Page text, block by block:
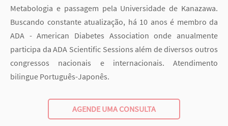
Metabologia e passagem pela Universidade de Kanazawa.
Buscando constante atualização, há 10 anos é membro da
ADA - American Diabetes Association onde anualmente
participa da ADA Scientific Sessions além de diversos outros
congressos nacionais e internacionais. Atendimento
bilingue Português-Japonês.
AGENDE UMA CONSULTA